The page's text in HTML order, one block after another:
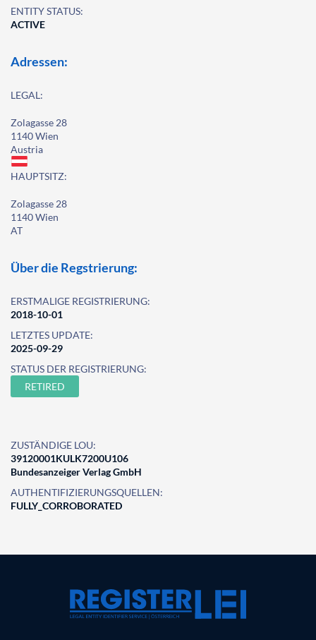
ENTITY STATUS:
ACTIVE
Adressen:
LEGAL:
Zolagasse 28
1140 Wien
Austria
HAUPTSITZ:
Zolagasse 28
1140 Wien
AT
Über die Regstrierung:
ERSTMALIGE REGISTRIERUNG:
2018-10-01
LETZTES UPDATE:
2025-09-29
STATUS DER REGISTRIERUNG:
RETIRED
ZUSTÄNDIGE LOU:
39120001KULK7200U106
Bundesanzeiger Verlag GmbH
AUTHENTIFIZIERUNGSQUELLEN:
FULLY_CORROBORATED